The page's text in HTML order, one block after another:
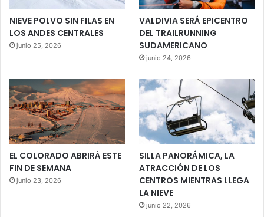
NIEVE POLVO SIN FILAS EN
LOS ANDES CENTRALES
junio 25, 2026
VALDIVIA SERÁ EPICENTRO
DEL TRAILRUNNING
SUDAMERICANO
junio 24, 2026
EL COLORADO ABRIRÁ ESTE
FIN DE SEMANA
junio 23, 2026
SILLA PANORÁMICA, LA
ATRACCIÓN DE LOS
CENTROS MIENTRAS LLEGA
LA NIEVE
junio 22, 2026